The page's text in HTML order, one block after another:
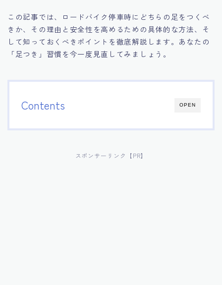
この記事では、ロードバイク停車時にどちらの足をつくべ
きか、その理由と安全性を高めるための具体的な方法、そ
して知っておくべきポイントを徹底解説します。あなたの
「足つき」習慣を今一度見直してみましょう。
OPEN
Contents
スポンサーリンク【PR】